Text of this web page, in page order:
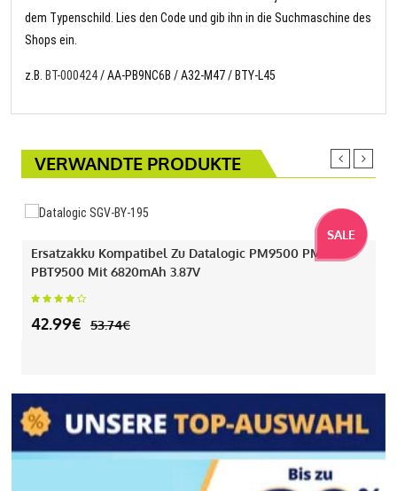
dem Typenschild. Lies den Code und gib ihn in die Suchmaschine des
Shops ein.
z.B. BT-000424/ AA-PB9NC6B / A32-M47 / BTY-L45
VERWANDTE PRODUKTE
SALE
Ersatzakku Kompatibel Zu Datalogic PM9500 PM9501
PBT9500 Mit 6820mAh 3.87V
42.99€ 53.74€